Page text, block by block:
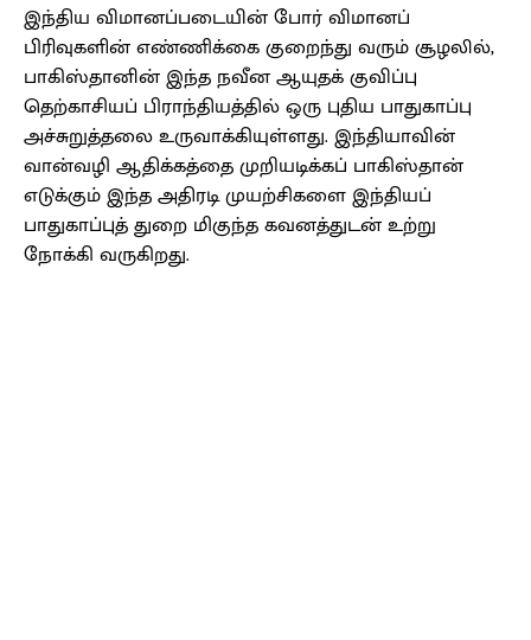
இந்திய விமானப்படையின் போர் விமானப்
பிரிவுகளின் எண்ணிக்கை குறைந்து வரும் சூழலில்,
பாகிஸ்தானின் இந்த நவீன ஆயுதக் குவிப்பு
தெற்காசியப் பிராந்தியத்தில் ஒரு புதிய பாதுகாப்பு
அச்சுறுத்தலை உருவாக்கியுள்ளது. இந்தியாவின்
வான்வழி ஆதிக்கத்தை முறியடிக்கப் பாகிஸ்தான்
எடுக்கும் இந்த அதிரடி முயற்சிகளை இந்தியப்
பாதுகாப்புத் துறை மிகுந்த கவனத்துடன் உற்று
நோக்கி வருகிறது.